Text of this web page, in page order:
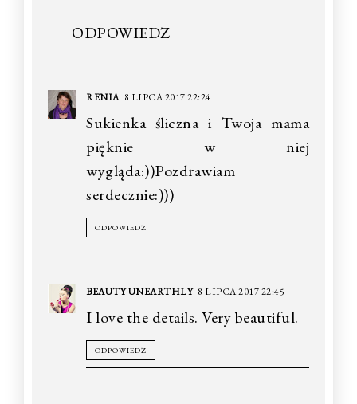
ODPOWIEDZ
RENIA 8 LIPCA 2017 22:24
Sukienka śliczna i Twoja mama
pięknie w niej
wygląda:))Pozdrawiam
serdecznie:)))
ODPOWIEDZ
BEAUTY UNEARTHLY 8 LIPCA 2017 22:45
I love the details. Very beautiful.
ODPOWIEDZ